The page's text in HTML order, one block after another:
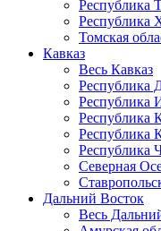
Республика
Республика
Томская
Кавказ
Весь Кавказ
Республика
Республика
Республика
Республика
Республика
Северная
Дальний Восток
Весь